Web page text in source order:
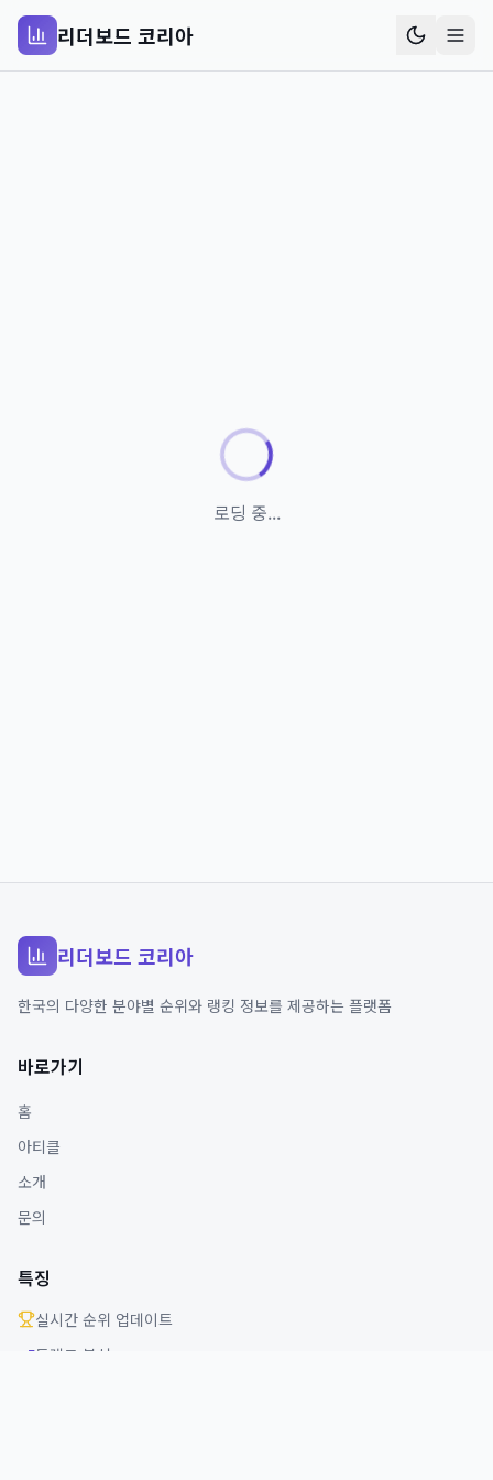
리더보드 코리아
로딩 중...
리더보드 코리아
한국의 다양한 분야별 순위와 랭킹 정보를 제공하는 플랫폼
바로가기
홈
아티클
소개
문의
특징
실시간 순위 업데이트
트렌드 분석